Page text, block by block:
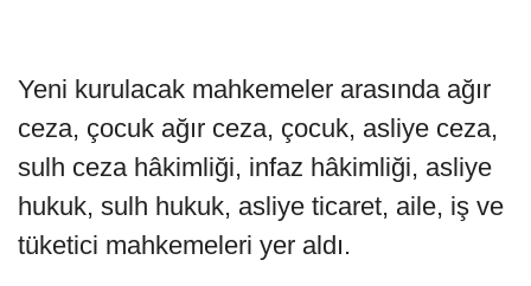
Yeni kurulacak mahkemeler arasında ağır
ceza, çocuk ağır ceza, çocuk, asliye ceza,
sulh ceza hâkimliği, infaz hâkimliği, asliye
hukuk, sulh hukuk, asliye ticaret, aile, iş ve
tüketici mahkemeleri yer aldı.